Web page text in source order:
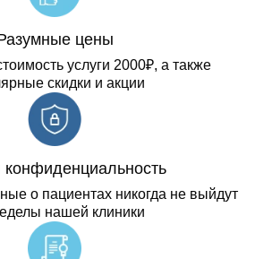
цены
услуги 2000₽, а также
скидки и акции
о пациентах никогда не выйдут
нашей клиники